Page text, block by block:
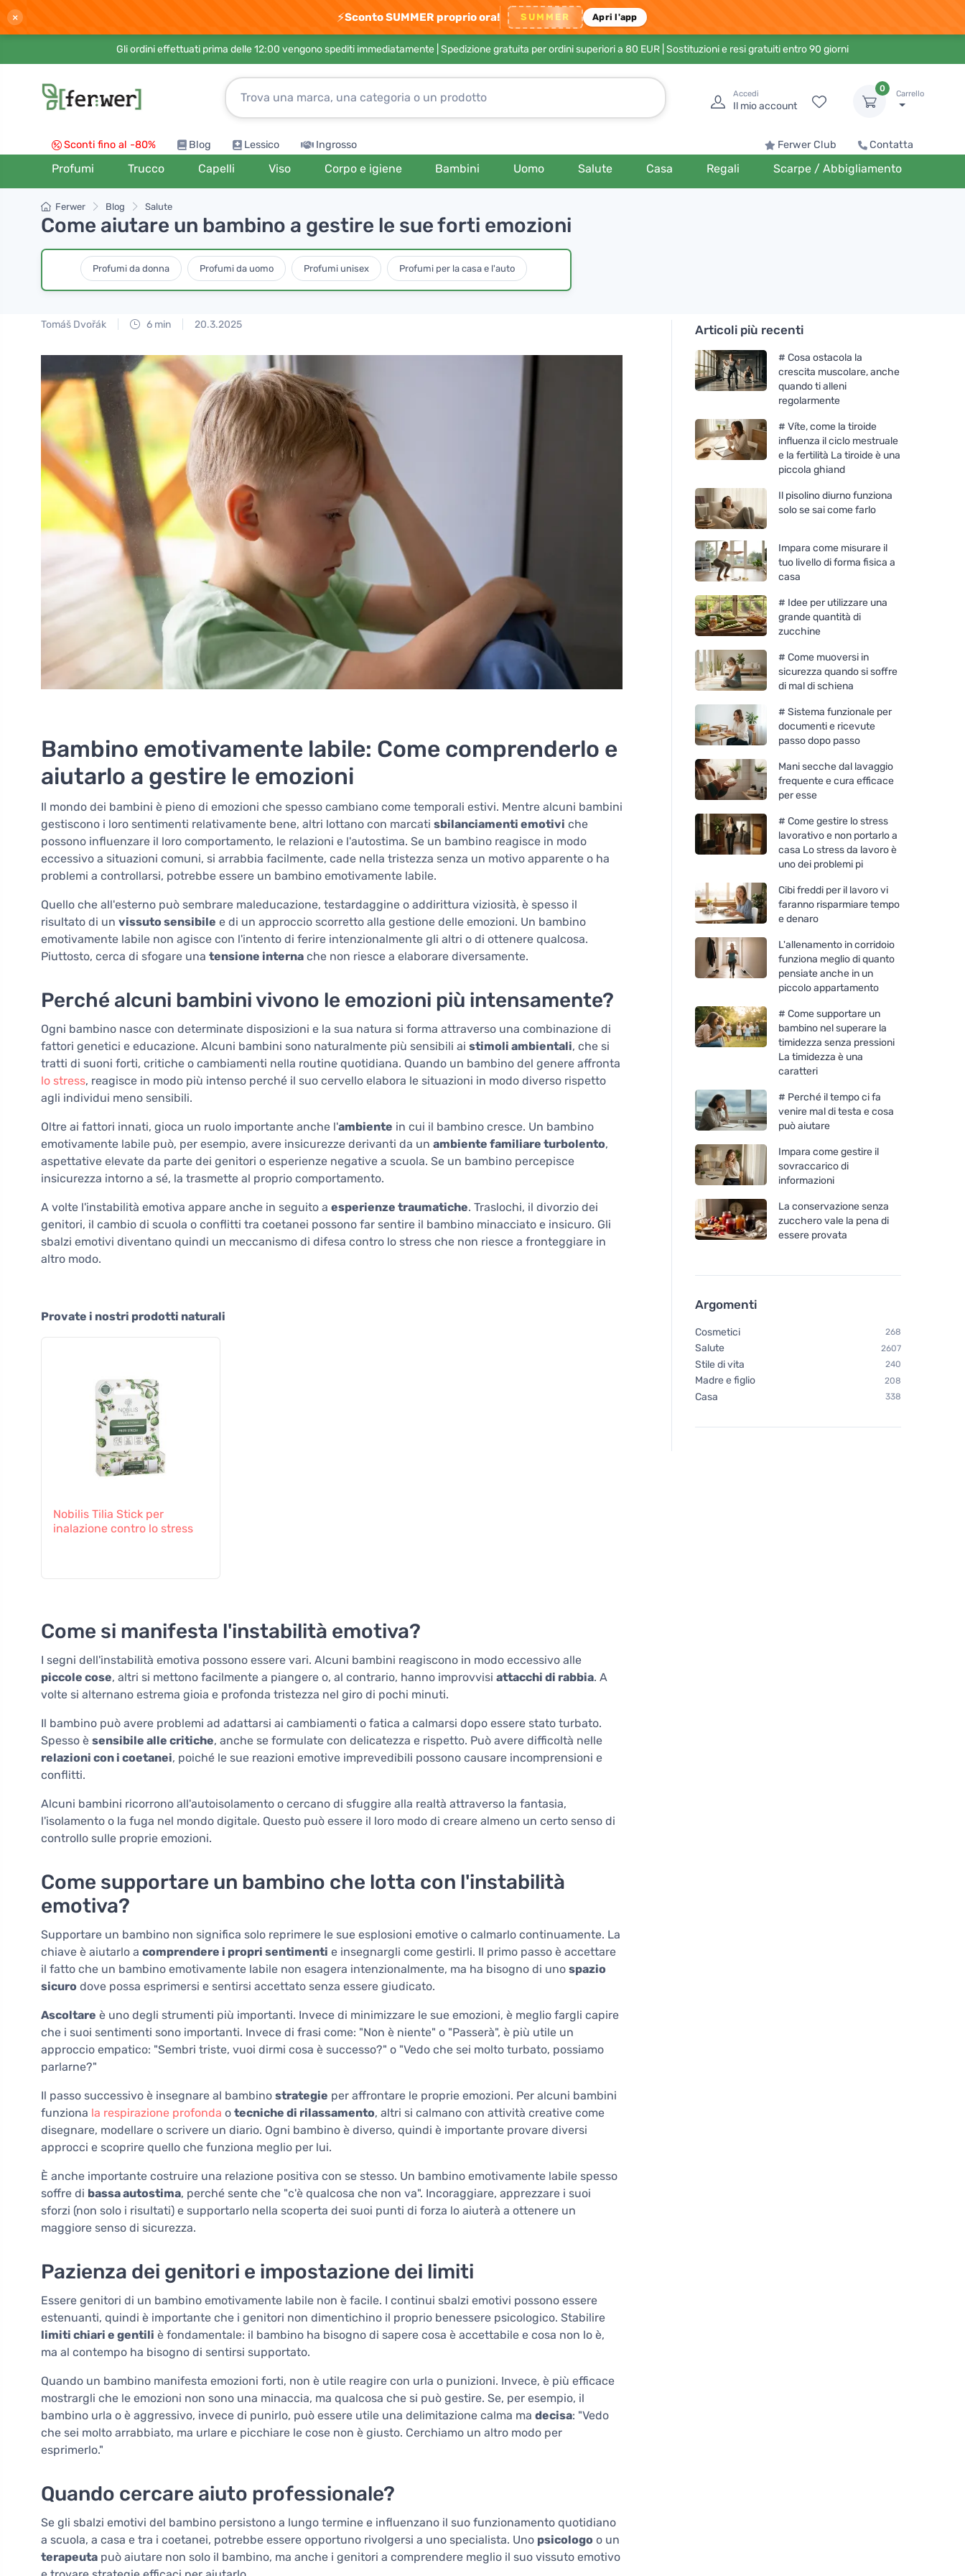
× ⚡Sconto SUMMER proprio ora! SUMMER Apri l'app
Gli ordini effettuati prima delle 12:00 vengono spediti immediatamente | Spedizione gratuita per ordini superiori a 80 EUR | Sostituzioni e resi gratuiti entro 90 giorni
Accedi
Il mio account
0
Carrello
Sconti fino al -80% Blog Lessico Ingrosso Ferwer Club Contatta
Profumi Trucco Capelli Viso Corpo e igiene Bambini Uomo Salute Casa Regali Scarpe / Abbigliamento
Ferwer Blog Salute
Come aiutare un bambino a gestire le sue forti emozioni
Profumi da donna Profumi da uomo Profumi unisex Profumi per la casa e l'auto
Tomáš Dvořák 6 min 20.3.2025
Bambino emotivamente labile: Come comprenderlo e
aiutarlo a gestire le emozioni
Il mondo dei bambini è pieno di emozioni che spesso cambiano come temporali estivi. Mentre alcuni bambini
gestiscono i loro sentimenti relativamente bene, altri lottano con marcati sbilanciamenti emotivi che
possono influenzare il loro comportamento, le relazioni e l'autostima. Se un bambino reagisce in modo
eccessivo a situazioni comuni, si arrabbia facilmente, cade nella tristezza senza un motivo apparente o ha
problemi a controllarsi, potrebbe essere un bambino emotivamente labile.
Quello che all'esterno può sembrare maleducazione, testardaggine o addirittura viziosità, è spesso il
risultato di un vissuto sensibile e di un approccio scorretto alla gestione delle emozioni. Un bambino
emotivamente labile non agisce con l'intento di ferire intenzionalmente gli altri o di ottenere qualcosa.
Piuttosto, cerca di sfogare una tensione interna che non riesce a elaborare diversamente.
Perché alcuni bambini vivono le emozioni più intensamente?
Ogni bambino nasce con determinate disposizioni e la sua natura si forma attraverso una combinazione di
fattori genetici e educazione. Alcuni bambini sono naturalmente più sensibili ai stimoli ambientali, che si
tratti di suoni forti, critiche o cambiamenti nella routine quotidiana. Quando un bambino del genere affronta
lo stress, reagisce in modo più intenso perché il suo cervello elabora le situazioni in modo diverso rispetto
agli individui meno sensibili.
Oltre ai fattori innati, gioca un ruolo importante anche l'ambiente in cui il bambino cresce. Un bambino
emotivamente labile può, per esempio, avere insicurezze derivanti da un ambiente familiare turbolento,
aspettative elevate da parte dei genitori o esperienze negative a scuola. Se un bambino percepisce
insicurezza intorno a sé, la trasmette al proprio comportamento.
A volte l'instabilità emotiva appare anche in seguito a esperienze traumatiche. Traslochi, il divorzio dei
genitori, il cambio di scuola o conflitti tra coetanei possono far sentire il bambino minacciato e insicuro. Gli
sbalzi emotivi diventano quindi un meccanismo di difesa contro lo stress che non riesce a fronteggiare in
altro modo.
Provate i nostri prodotti naturali
Nobilis Tilia Stick per
inalazione contro lo stress
Come si manifesta l'instabilità emotiva?
I segni dell'instabilità emotiva possono essere vari. Alcuni bambini reagiscono in modo eccessivo alle
piccole cose, altri si mettono facilmente a piangere o, al contrario, hanno improvvisi attacchi di rabbia. A
volte si alternano estrema gioia e profonda tristezza nel giro di pochi minuti.
Il bambino può avere problemi ad adattarsi ai cambiamenti o fatica a calmarsi dopo essere stato turbato.
Spesso è sensibile alle critiche, anche se formulate con delicatezza e rispetto. Può avere difficoltà nelle
relazioni con i coetanei, poiché le sue reazioni emotive imprevedibili possono causare incomprensioni e
conflitti.
Alcuni bambini ricorrono all'autoisolamento o cercano di sfuggire alla realtà attraverso la fantasia,
l'isolamento o la fuga nel mondo digitale. Questo può essere il loro modo di creare almeno un certo senso di
controllo sulle proprie emozioni.
Come supportare un bambino che lotta con l'instabilità
emotiva?
Supportare un bambino non significa solo reprimere le sue esplosioni emotive o calmarlo continuamente. La
chiave è aiutarlo a comprendere i propri sentimenti e insegnargli come gestirli. Il primo passo è accettare
il fatto che un bambino emotivamente labile non esagera intenzionalmente, ma ha bisogno di uno spazio
sicuro dove possa esprimersi e sentirsi accettato senza essere giudicato.
Ascoltare è uno degli strumenti più importanti. Invece di minimizzare le sue emozioni, è meglio fargli capire
che i suoi sentimenti sono importanti. Invece di frasi come: "Non è niente" o "Passerà", è più utile un
approccio empatico: "Sembri triste, vuoi dirmi cosa è successo?" o "Vedo che sei molto turbato, possiamo
parlarne?"
Il passo successivo è insegnare al bambino strategie per affrontare le proprie emozioni. Per alcuni bambini
funziona la respirazione profonda o tecniche di rilassamento, altri si calmano con attività creative come
disegnare, modellare o scrivere un diario. Ogni bambino è diverso, quindi è importante provare diversi
approcci e scoprire quello che funziona meglio per lui.
È anche importante costruire una relazione positiva con se stesso. Un bambino emotivamente labile spesso
soffre di bassa autostima, perché sente che "c'è qualcosa che non va". Incoraggiare, apprezzare i suoi
sforzi (non solo i risultati) e supportarlo nella scoperta dei suoi punti di forza lo aiuterà a ottenere un
maggiore senso di sicurezza.
Pazienza dei genitori e impostazione dei limiti
Essere genitori di un bambino emotivamente labile non è facile. I continui sbalzi emotivi possono essere
estenuanti, quindi è importante che i genitori non dimentichino il proprio benessere psicologico. Stabilire
limiti chiari e gentili è fondamentale: il bambino ha bisogno di sapere cosa è accettabile e cosa non lo è,
ma al contempo ha bisogno di sentirsi supportato.
Quando un bambino manifesta emozioni forti, non è utile reagire con urla o punizioni. Invece, è più efficace
mostrargli che le emozioni non sono una minaccia, ma qualcosa che si può gestire. Se, per esempio, il
bambino urla o è aggressivo, invece di punirlo, può essere utile una delimitazione calma ma decisa: "Vedo
che sei molto arrabbiato, ma urlare e picchiare le cose non è giusto. Cerchiamo un altro modo per
esprimerlo."
Quando cercare aiuto professionale?
Se gli sbalzi emotivi del bambino persistono a lungo termine e influenzano il suo funzionamento quotidiano
a scuola, a casa e tra i coetanei, potrebbe essere opportuno rivolgersi a uno specialista. Uno psicologo o un
terapeuta può aiutare non solo il bambino, ma anche i genitori a comprendere meglio il suo vissuto emotivo
Articoli più recenti
# Cosa ostacola la
crescita muscolare, anche
quando ti alleni
regolarmente
# Víte, come la tiroide
influenza il ciclo mestruale
e la fertilità La tiroide è una
piccola ghiand
Il pisolino diurno funziona
solo se sai come farlo
Impara come misurare il
tuo livello di forma fisica a
casa
# Idee per utilizzare una
grande quantità di
zucchine
# Come muoversi in
sicurezza quando si soffre
di mal di schiena
# Sistema funzionale per
documenti e ricevute
passo dopo passo
Mani secche dal lavaggio
frequente e cura efficace
per esse
# Come gestire lo stress
lavorativo e non portarlo a
casa Lo stress da lavoro è
uno dei problemi pi
Cibi freddi per il lavoro vi
faranno risparmiare tempo
e denaro
L'allenamento in corridoio
funziona meglio di quanto
pensiate anche in un
piccolo appartamento
# Come supportare un
bambino nel superare la
timidezza senza pressioni
La timidezza è una
caratteri
# Perché il tempo ci fa
venire mal di testa e cosa
può aiutare
Impara come gestire il
sovraccarico di
informazioni
La conservazione senza
zucchero vale la pena di
essere provata
Argomenti
Cosmetici 268
Salute 2607
Stile di vita 240
Madre e figlio 208
Casa 338